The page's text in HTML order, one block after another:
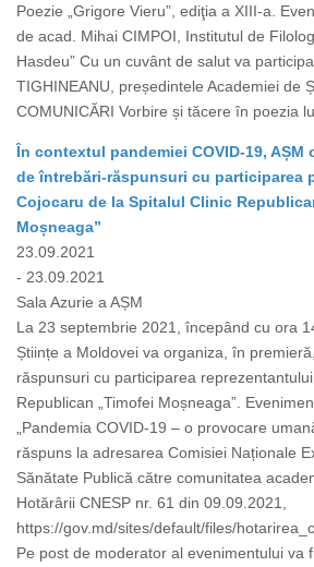
Poezie „Grigore Vieru”, ediţia a XIII-a.
de acad. Mihai CIMPOI, Institutul de
Hasdeu” Cu un cuvânt de salut va
TIGHINEANU, președintele Academiei de
COMUNICĂRI Vorbire și tăcere în poezia
În contextul pandemiei COVID-19, AȘM
de întrebări-răspunsuri cu participarea
Cojocaru de la Spitalul Clinic
Moșneaga”
23.09.2021
- 23.09.2021
Sala Azurie a AȘM
La 23 septembrie 2021, începând cu ora
Științe a Moldovei va organiza, în
răspunsuri cu participarea
Republican „Timofei Moșneaga”.
„Pandemia COVID-19 – o provocare
răspuns la adresarea Comisiei Naționale
Sănătate Publică către comunitatea
Hotărârii CNESP nr. 61 din 09.09.2021,
https://gov.md/sites/default/files/
Pe post de moderator al evenimentului va